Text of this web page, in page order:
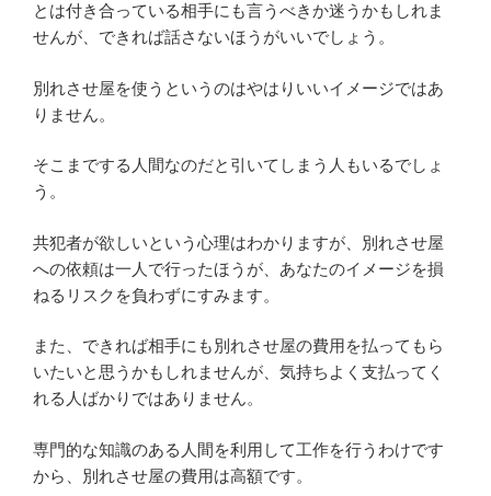
とは付き合っている相手にも言うべきか迷うかもしれま
せんが、できれば話さないほうがいいでしょう。
別れさせ屋を使うというのはやはりいいイメージではあ
りません。
そこまでする人間なのだと引いてしまう人もいるでしょ
う。
共犯者が欲しいという心理はわかりますが、別れさせ屋
への依頼は一人で行ったほうが、あなたのイメージを損
ねるリスクを負わずにすみます。
また、できれば相手にも別れさせ屋の費用を払ってもら
いたいと思うかもしれませんが、気持ちよく支払ってく
れる人ばかりではありません。
専門的な知識のある人間を利用して工作を行うわけです
から、別れさせ屋の費用は高額です。